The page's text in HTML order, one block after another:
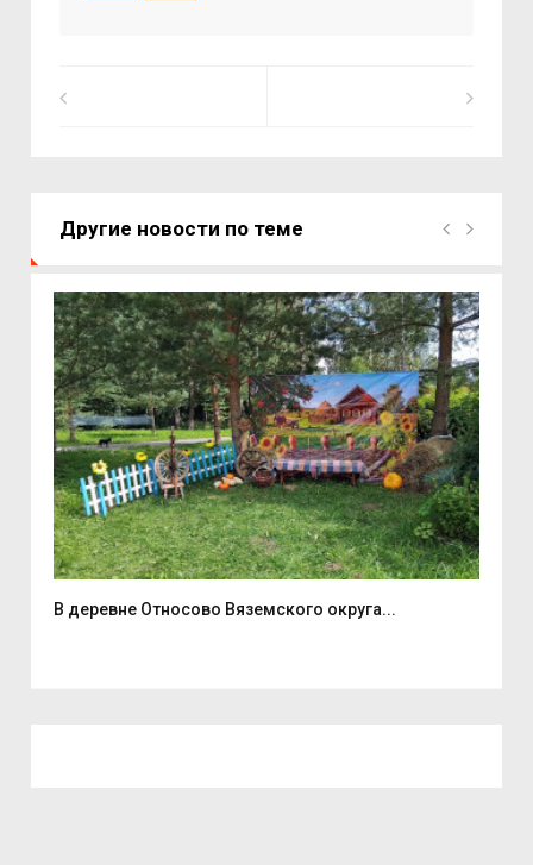
Другие новости по теме
В деревне Относово Вяземского округа...